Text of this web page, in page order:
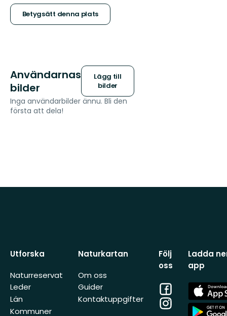
stjärnor
Betygsätt denna plats
Användarnas
bilder
Lägg till
bilder
Inga användarbilder ännu. Bli den
första att dela!
Utforska
Naturreservat
Leder
Län
Kommuner
Naturkartan
Om oss
Guider
Kontaktuppgifter
Följ
oss
Facebook
Instagram
Ladda
app
App
Store
App